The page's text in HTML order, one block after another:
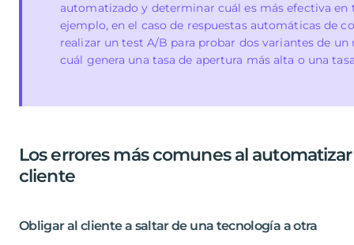
automatizado y determinar cuál es más efectiva en
ejemplo, en el caso de respuestas automáticas de
realizar un test A/B para probar dos variantes de
cuál genera una tasa de apertura más alta o una
Los errores más comunes al
cliente
Obligar al cliente a saltar de una tecnología a otra